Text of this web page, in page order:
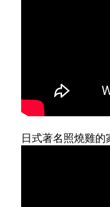
日式著名照燒雞的